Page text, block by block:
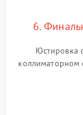
6.
Юстировка
коллиматорном
ударном
темноте,